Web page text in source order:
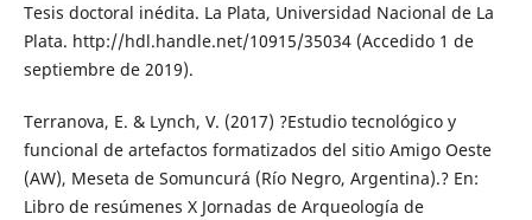
Tesis doctoral inédita. La Plata, Universidad Nacional de La
Plata. http://hdl.handle.net/10915/35034 (Accedido 1 de
septiembre de 2019).
Terranova, E. & Lynch, V. (2017) ?Estudio tecnológico y
funcional de artefactos formatizados del sitio Amigo Oeste
(AW), Meseta de Somuncurá (Río Negro, Argentina).? En:
Libro de resúmenes X Jornadas de Arqueología de